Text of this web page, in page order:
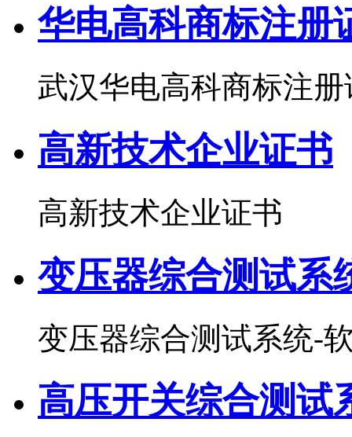
华电高科商标注册
武汉华电高科商标注册
高新技术企业证书
高新技术企业证书
变压器综合测试系
变压器综合测试系统-
高压开关综合测试